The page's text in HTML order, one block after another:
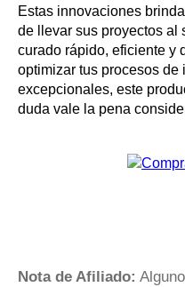
Estas innovaciones
de llevar sus proyectos al
curado rápido, eficiente y
optimizar tus procesos
excepcionales, este
duda vale la pena
Nota de Afiliado: